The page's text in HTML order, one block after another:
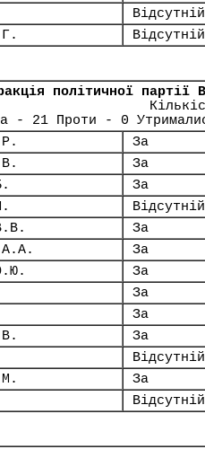
Відсутній
Відсутній
політичної партії
- 21 Проти - 0
За
За
За
Відсутній
За
А.А.
За
За
За
За
За
Відсутній
За
Відсутній